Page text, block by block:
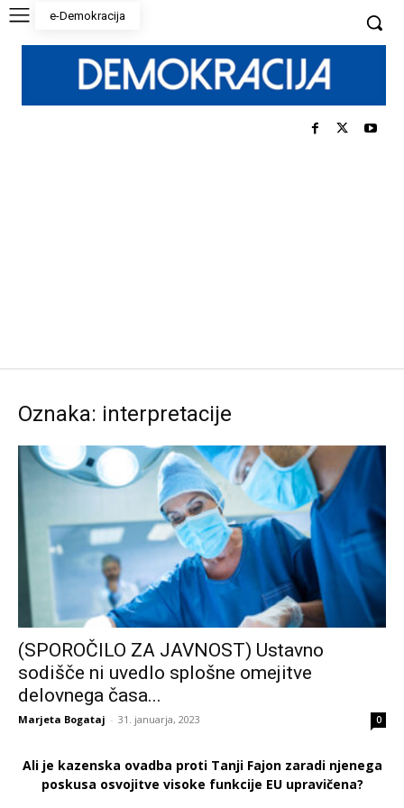
e-Demokracija
Oznaka: interpretacije
(SPOROČILO ZA JAVNOST) Ustavno
sodišče ni uvedlo splošne omejitve
delovnega časa...
Marjeta Bogataj - 31. januarja, 2023 0
Ali je kazenska ovadba proti Tanji Fajon zaradi njenega
poskusa osvojitve visoke funkcije EU upravičena?